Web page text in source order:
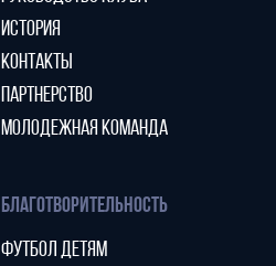
ИСТОРИЯ
КОНТАКТЫ
ПАРТНЕРСТВО
МОЛОДЕЖНАЯ КОМАНДА
БЛАГОТВОРИТЕЛЬНОСТЬ
ФУТБОЛ ДЕТЯМ